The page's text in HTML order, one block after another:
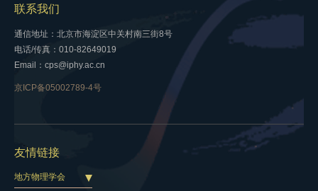
联系我们
通信地址：北京市海淀区中关村南三街8号
电话/传真：010-82649019
Email：cps@iphy.ac.cn
京ICP备05002789-4号
友情链接
地方物理学会